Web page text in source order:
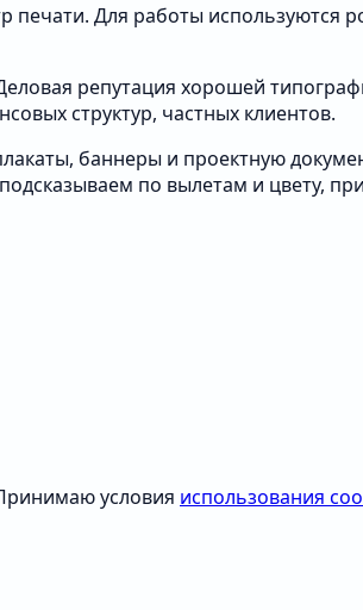
печати. Для работы
репутация хорошей
структур, частных клиентов.
баннеры и проектную
по вылетам и цвету,
условия использования